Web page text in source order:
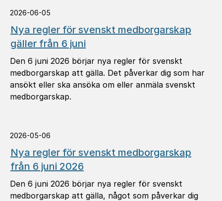
2026-06-05
Nya regler för svenskt medborgarskap
gäller från 6 juni
Den 6 juni 2026 börjar nya regler för svenskt
medborgarskap att gälla. Det påverkar dig som har
ansökt eller ska ansöka om eller anmäla svenskt
medborgarskap.
2026-05-06
Nya regler för svenskt medborgarskap
från 6 juni 2026
Den 6 juni 2026 börjar nya regler för svenskt
medborgarskap att gälla, något som påverkar dig